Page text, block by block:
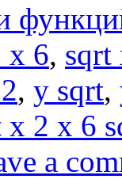
x 6, sqrt
, y sqrt,
x 2 x 6
a